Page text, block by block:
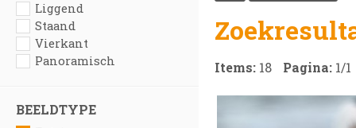
Liggend
Staand
Vierkant
Panoramisch
BEELDTYPE
Items: 18 Pagina: 1/1